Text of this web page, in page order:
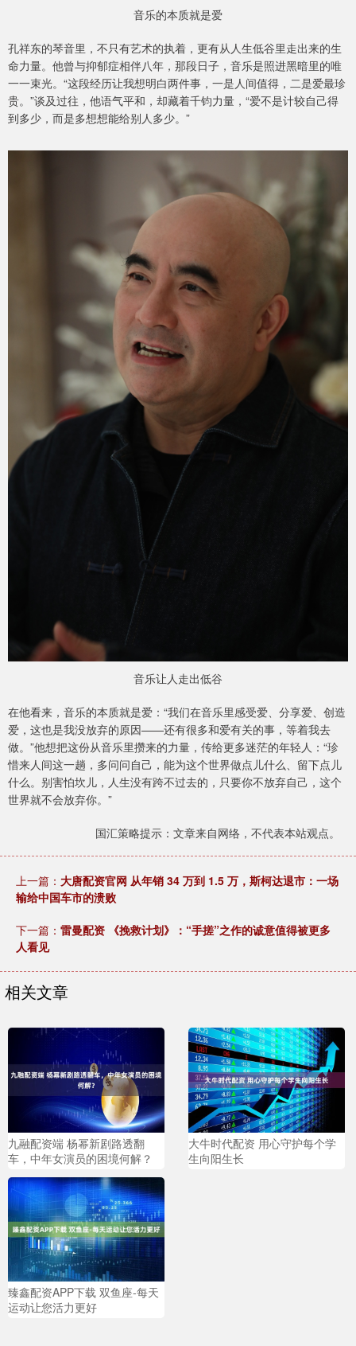
音乐的本质就是爱
孔祥东的琴音里，不只有艺术的执着，更有从人生低谷里走出来的生
命力量。他曾与抑郁症相伴八年，那段日子，音乐是照进黑暗里的唯
一一束光。“这段经历让我想明白两件事，一是人间值得，二是爱最珍
贵。”谈及过往，他语气平和，却藏着千钧力量，“爱不是计较自己得
到多少，而是多想想能给别人多少。”
音乐让人走出低谷
在他看来，音乐的本质就是爱：“我们在音乐里感受爱、分享爱、创造
爱，这也是我没放弃的原因——还有很多和爱有关的事，等着我去
做。”他想把这份从音乐里攒来的力量，传给更多迷茫的年轻人：“珍
惜来人间这一趟，多问问自己，能为这个世界做点儿什么、留下点儿
什么。别害怕坎儿，人生没有跨不过去的，只要你不放弃自己，这个
世界就不会放弃你。”
国汇策略提示：文章来自网络，不代表本站观点。
上一篇： 大唐配资官网 从年销 34 万到 1.5 万，斯柯达退市：一场
输给中国车市的溃败
下一篇： 雷曼配资 《挽救计划》：“手搓”之作的诚意值得被更多
人看见
相关文章
九融配资端 杨幂新剧路透翻
车，中年女演员的困境何解？
大牛时代配资 用心守护每个学
生向阳生长
臻鑫配资APP下载 双鱼座-每天
运动让您活力更好